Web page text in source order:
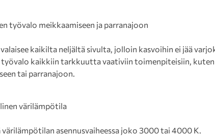
työvalo meikkaamiseen ja parranajoon
kaikilta neljältä sivulta, jolloin kasvoihin ei jää
työvalo kaikkiin tarkkuutta vaativiin toimenpiteisiin, kuten
tai parranajoon.
värilämpötila
värilämpötilan asennusvaiheessa joko 3000 tai 4000 K.